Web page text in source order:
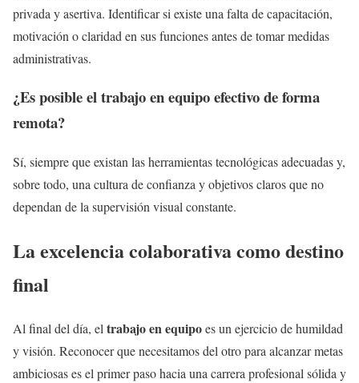
privada y asertiva. Identificar si existe una falta de capacitación,
motivación o claridad en sus funciones antes de tomar medidas
administrativas.
¿Es posible el trabajo en equipo efectivo de forma
remota?
Sí, siempre que existan las herramientas tecnológicas adecuadas y,
sobre todo, una cultura de confianza y objetivos claros que no
dependan de la supervisión visual constante.
La excelencia colaborativa como destino
final
Al final del día, el trabajo en equipoes un ejercicio de humildad
y visión. Reconocer que necesitamos del otro para alcanzar metas
ambiciosas es el primer paso hacia una carrera profesional sólida y